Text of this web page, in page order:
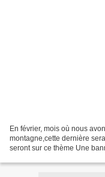
En février, mois où nous
montagne,cette dernière
seront sur ce thème Une